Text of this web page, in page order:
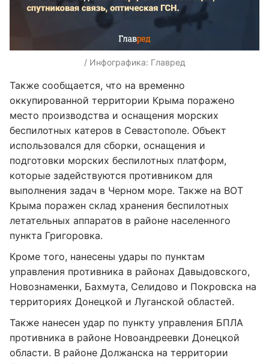
/ Инфографика: Главред
Также сообщается, что на временно
оккупированной территории Крыма поражено
место производства и оснащения морских
беспилотных катеров в Севастополе. Объект
использовался для сборки, оснащения и
подготовки морских беспилотных платформ,
которые задействуются противником для
выполнения задач в Черном море. Также на ВОТ
Крыма поражен склад хранения беспилотных
летательных аппаратов в районе населенного
пункта Григоровка.
Кроме того, нанесены удары по пунктам
управления противника в районах Давыдовского,
Новознаменки, Бахмута, Селидово и Покровска на
территориях Донецкой и Луганской областей.
Также нанесен удар по пункту управления БПЛА
противника в районе Новоандреевки Донецкой
области. В районе Должанска на территории